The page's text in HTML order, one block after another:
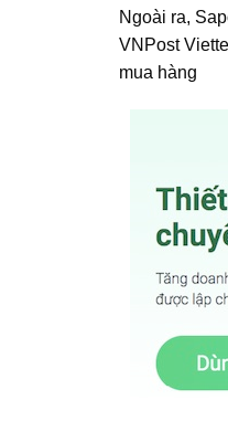
Ngoài ra,
VNPost
mua hàng